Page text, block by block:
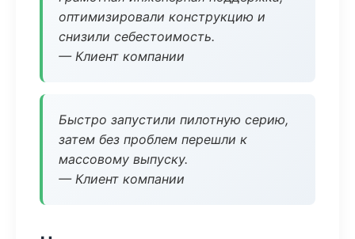
оптимизировали конструкцию и
снизили себестоимость.
— Клиент компании
Быстро запустили пилотную серию,
затем без проблем перешли к
массовому выпуску.
— Клиент компании